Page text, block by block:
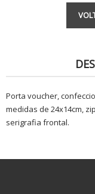
Porta voucher,
medidas de 24x14cm,
serigrafia frontal.